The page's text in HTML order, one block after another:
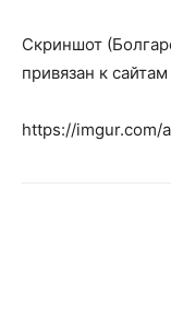
Скриншот
привязан к
https://imgur.com/